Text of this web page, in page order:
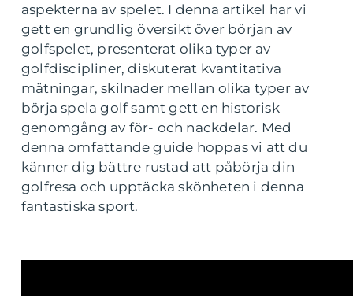
aspekterna av spelet. I denna artikel har vi
gett en grundlig översikt över början av
golfspelet, presenterat olika typer av
golfdiscipliner, diskuterat kvantitativa
mätningar, skilnader mellan olika typer av
börja spela golf samt gett en historisk
genomgång av för- och nackdelar. Med
denna omfattande guide hoppas vi att du
känner dig bättre rustad att påbörja din
golfresa och upptäcka skönheten i denna
fantastiska sport.